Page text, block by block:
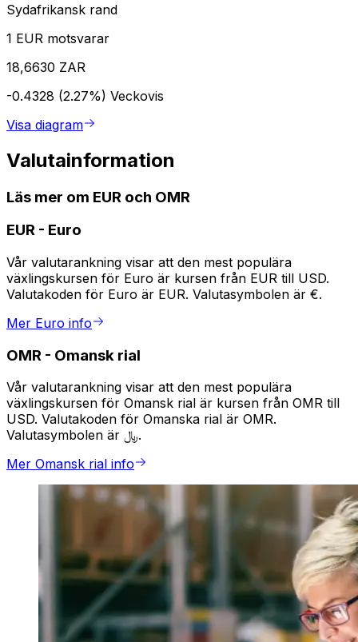
Sydafrikansk rand
1 EUR motsvarar
18,6630 ZAR
-0.4328 (2.27%) Veckovis
Visa diagram
Valutainformation
Läs mer om EUR och OMR
EUR - Euro
Vår valutarankning visar att den mest populära
växlingskursen för Euro är kursen från EUR till USD.
Valutakoden för Euro är EUR. Valutasymbolen är €.
Mer Euro info
OMR - Omansk rial
Vår valutarankning visar att den mest populära
växlingskursen för Omansk rial är kursen från OMR till
USD. Valutakoden för Omanska rial är OMR.
Valutasymbolen är ﷼.
Mer Omansk rial info